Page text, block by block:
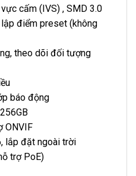
cấm (IVS) , SMD 3.0
lập điểm preset (không
theo dõi đối tượng
báo động
ONVIF
lắp đặt ngoài trời
trợ PoE)